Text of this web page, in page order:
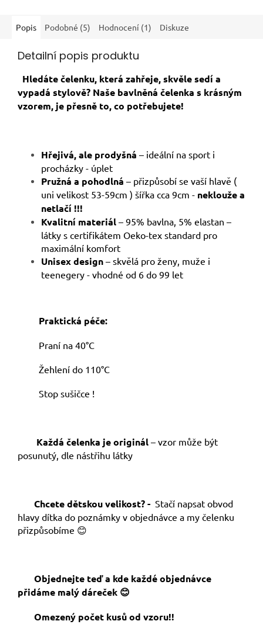
Popis Podobné (5) Hodnocení (1) Diskuze
Detailní popis produktu
Hledáte čelenku, která zahřeje, skvěle sedí a
vypadá stylově? Naše bavlněná čelenka s krásným
vzorem, je přesně to, co potřebujete!
Hřejivá, ale prodyšná – ideální na sport i
procházky - úplet
Pružná a pohodlná – přizpůsobí se vaší hlavě (
uni velikost 53-59cm ) šířka cca 9cm - neklouže a
netlačí !!!
Kvalitní materiál – 95% bavlna, 5% elastan –
látky s certifikátem Oeko-tex standard pro
maximální komfort
Unisex design – skvělá pro ženy, muže i
teenegery - vhodné od 6 do 99 let
Praktická péče:
Praní na 40°C
Žehlení do 110°C
Stop sušičce !
Každá čelenka je originál – vzor může být
posunutý, dle nástřihu látky
Chcete dětskou velikost? - Stačí napsat obvod
hlavy dítka do poznámky v objednávce a my čelenku
přizpůsobíme 😊
Objednejte teď a kde každé objednávce
přidáme malý dáreček 😊
Omezený počet kusů od vzoru!!